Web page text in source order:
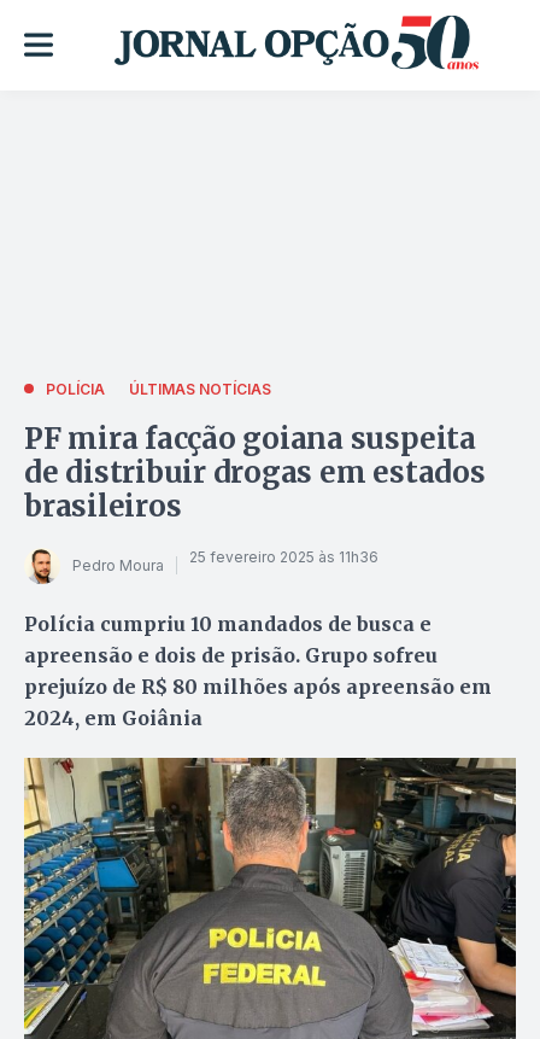
POLÍCIA ÚLTIMAS NOTÍCIAS
PF mira facção goiana suspeita
de distribuir drogas em estados
brasileiros
Pedro Moura 25 fevereiro 2025 às 11h36
Polícia cumpriu 10 mandados de busca e
apreensão e dois de prisão. Grupo sofreu
prejuízo de R$ 80 milhões após apreensão em
2024, em Goiânia